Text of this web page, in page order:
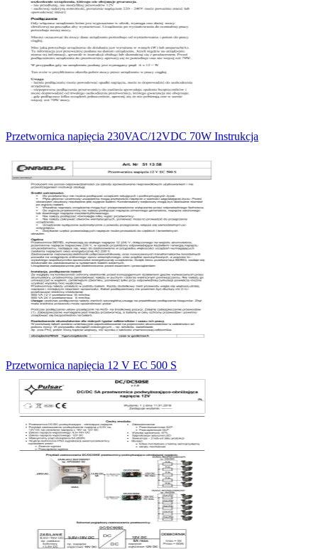
Przetwornica napięcia 230VAC/12VDC 70W Instrukcja
Przetwornica napięcia 12 V EC 500 S